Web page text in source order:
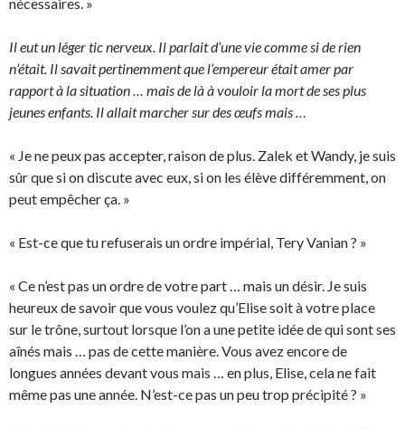
Il eut un léger tic nerveux. Il parlait d’une vie comme si de rien
n’était. Il savait pertinemment que l’empereur était amer par
rapport à la situation … mais de là à vouloir la mort de ses plus
jeunes enfants. Il allait marcher sur des œufs mais …
« Je ne peux pas accepter, raison de plus. Zalek et Wandy, je suis
sûr que si on discute avec eux, si on les élève différemment, on
peut empêcher ça. »
« Est-ce que tu refuserais un ordre impérial, Tery Vanian ? »
« Ce n’est pas un ordre de votre part … mais un désir. Je suis
heureux de savoir que vous voulez qu’Elise soit à votre place
sur le trône, surtout lorsque l’on a une petite idée de qui sont ses
aînés mais … pas de cette manière. Vous avez encore de
longues années devant vous mais … en plus, Elise, cela ne fait
même pas une année. N’est-ce pas un peu trop précipité ? »